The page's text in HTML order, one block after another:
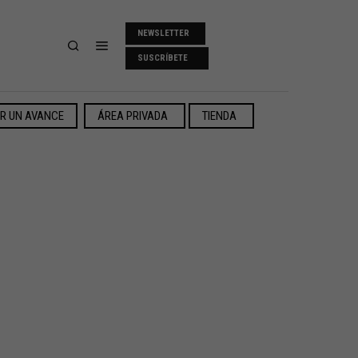
NEWSLETTER
SUSCRÍBETE
UN AVANCE ÁREA PRIVADA TIENDA